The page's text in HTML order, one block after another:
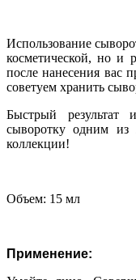
Использование
косметической, но и
после нанесения вас
советуем хранить
Быстрый
сыворотку одним
коллекции!
Объем: 15 мл
Применение: